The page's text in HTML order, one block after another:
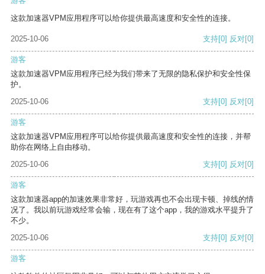
这款加速器VPM应用程序可以给你提供最高速度和安全性的连接。
2025-10-06 支持[0] 反对[0]
游客
这款加速器VPM应用程序已经为我们带来了无限的隐私保护和安全性保
护。
2025-10-06
支持[0] 反对[0]
游客
这款加速器VPM应用程序可以给你提供最高速度和安全性的连接，并帮
助你在网络上自由移动。
2025-10-06
支持[0] 反对[0]
游客
这款加速器app的加速效果非常好，玩游戏再也不会出现卡顿、掉线的情
况了。我以前玩游戏经常会输，现在有了这个app，我的游戏水平提升了
不少。
2025-10-06
支持[0] 反对[0]
游客